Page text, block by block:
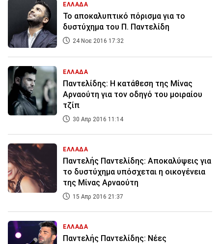
ΕΛΛΑΔΑ
Το αποκαλυπτικό πόρισμα για το
δυστύχημα του Π. Παντελίδη
24 Νοε 2016 17:32
ΕΛΛΑΔΑ
Παντελίδης: Η κατάθεση της Μίνας
Αρναούτη για τον οδηγό του μοιραίου
τζίπ
30 Απρ 2016 11:14
ΕΛΛΑΔΑ
Παντελής Παντελίδης: Αποκαλύψεις για
το δυστύχημα υπόσχεται η οικογένεια
της Μίνας Αρναούτη
15 Απρ 2016 21:37
ΕΛΛΑΔΑ
Παντελής Παντελίδης: Νέες